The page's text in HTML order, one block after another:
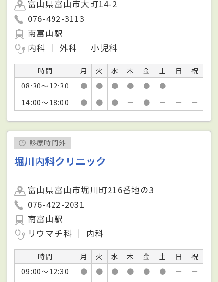
富山県富山市大町14-2
076-492-3113
南富山駅
内科
外科 小児科
時間 月 火 水 木 金 土 日
祝
08:30～12:30
● ● ● ● ● ● －
－
14:00～18:00
● ● ● － ● － － －
診療時間外
堀川内科クリニック
富山県富山市堀川町216番地の3
076-422-2031
南富山駅
リウマチ科
内科
時間 月 火 水 木 金 土 日
祝
09:00～12:30
● ● ● ● ● ● －
－